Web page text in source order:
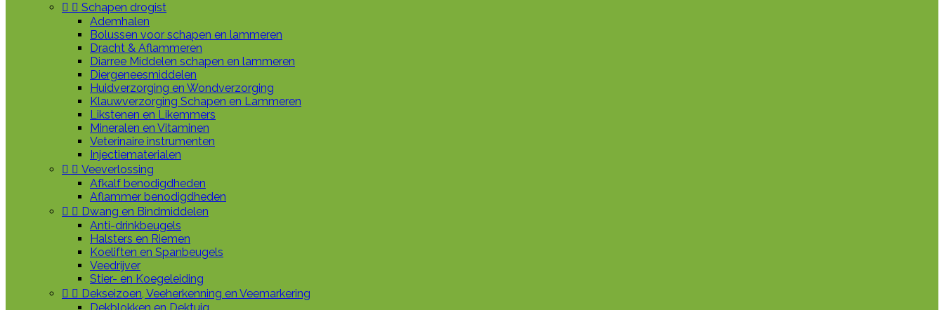
  Schapen drogist
Ademhalen
Bolussen voor schapen en lammeren
Dracht & Aflammeren
Diarree Middelen schapen en lammeren
Diergeneesmiddelen
Huidverzorging en Wondverzorging
Klauwverzorging Schapen en Lammeren
Likstenen en Likemmers
Mineralen en Vitaminen
Veterinaire instrumenten
Injectiematerialen
  Veeverlossing
Afkalf benodigdheden
Aflammer benodigdheden
  Dwang en Bindmiddelen
Anti-drinkbeugels
Halsters en Riemen
Koeliften en Spanbeugels
Veedrijver
Stier- en Koegeleiding
  Dekseizoen, Veeherkenning en Veemarkering